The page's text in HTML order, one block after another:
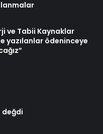
ve Tabii Kaynaklar
yazılanlar ödeninceye
değdi